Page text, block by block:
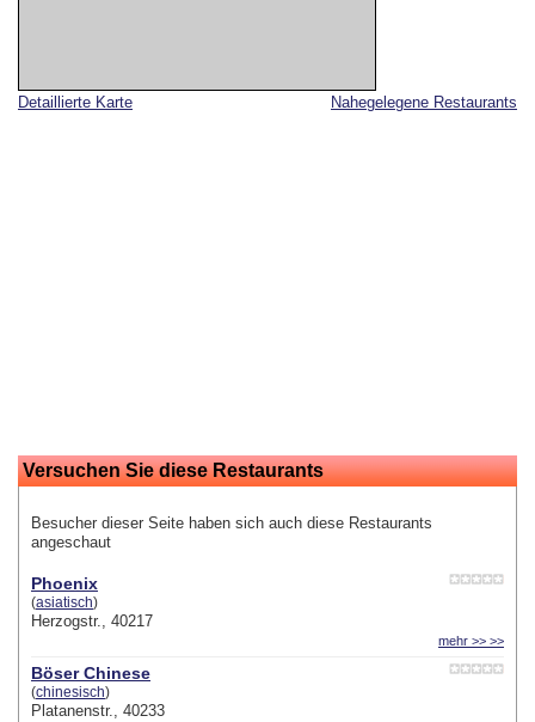
Nahegelegene Restaurants
Detaillierte Karte
Versuchen Sie diese Restaurants
Besucher dieser Seite haben sich auch diese Restaurants
angeschaut
Phoenix
(asiatisch)
Herzogstr., 40217
mehr >> >>
Böser Chinese
(chinesisch)
Platanenstr., 40233